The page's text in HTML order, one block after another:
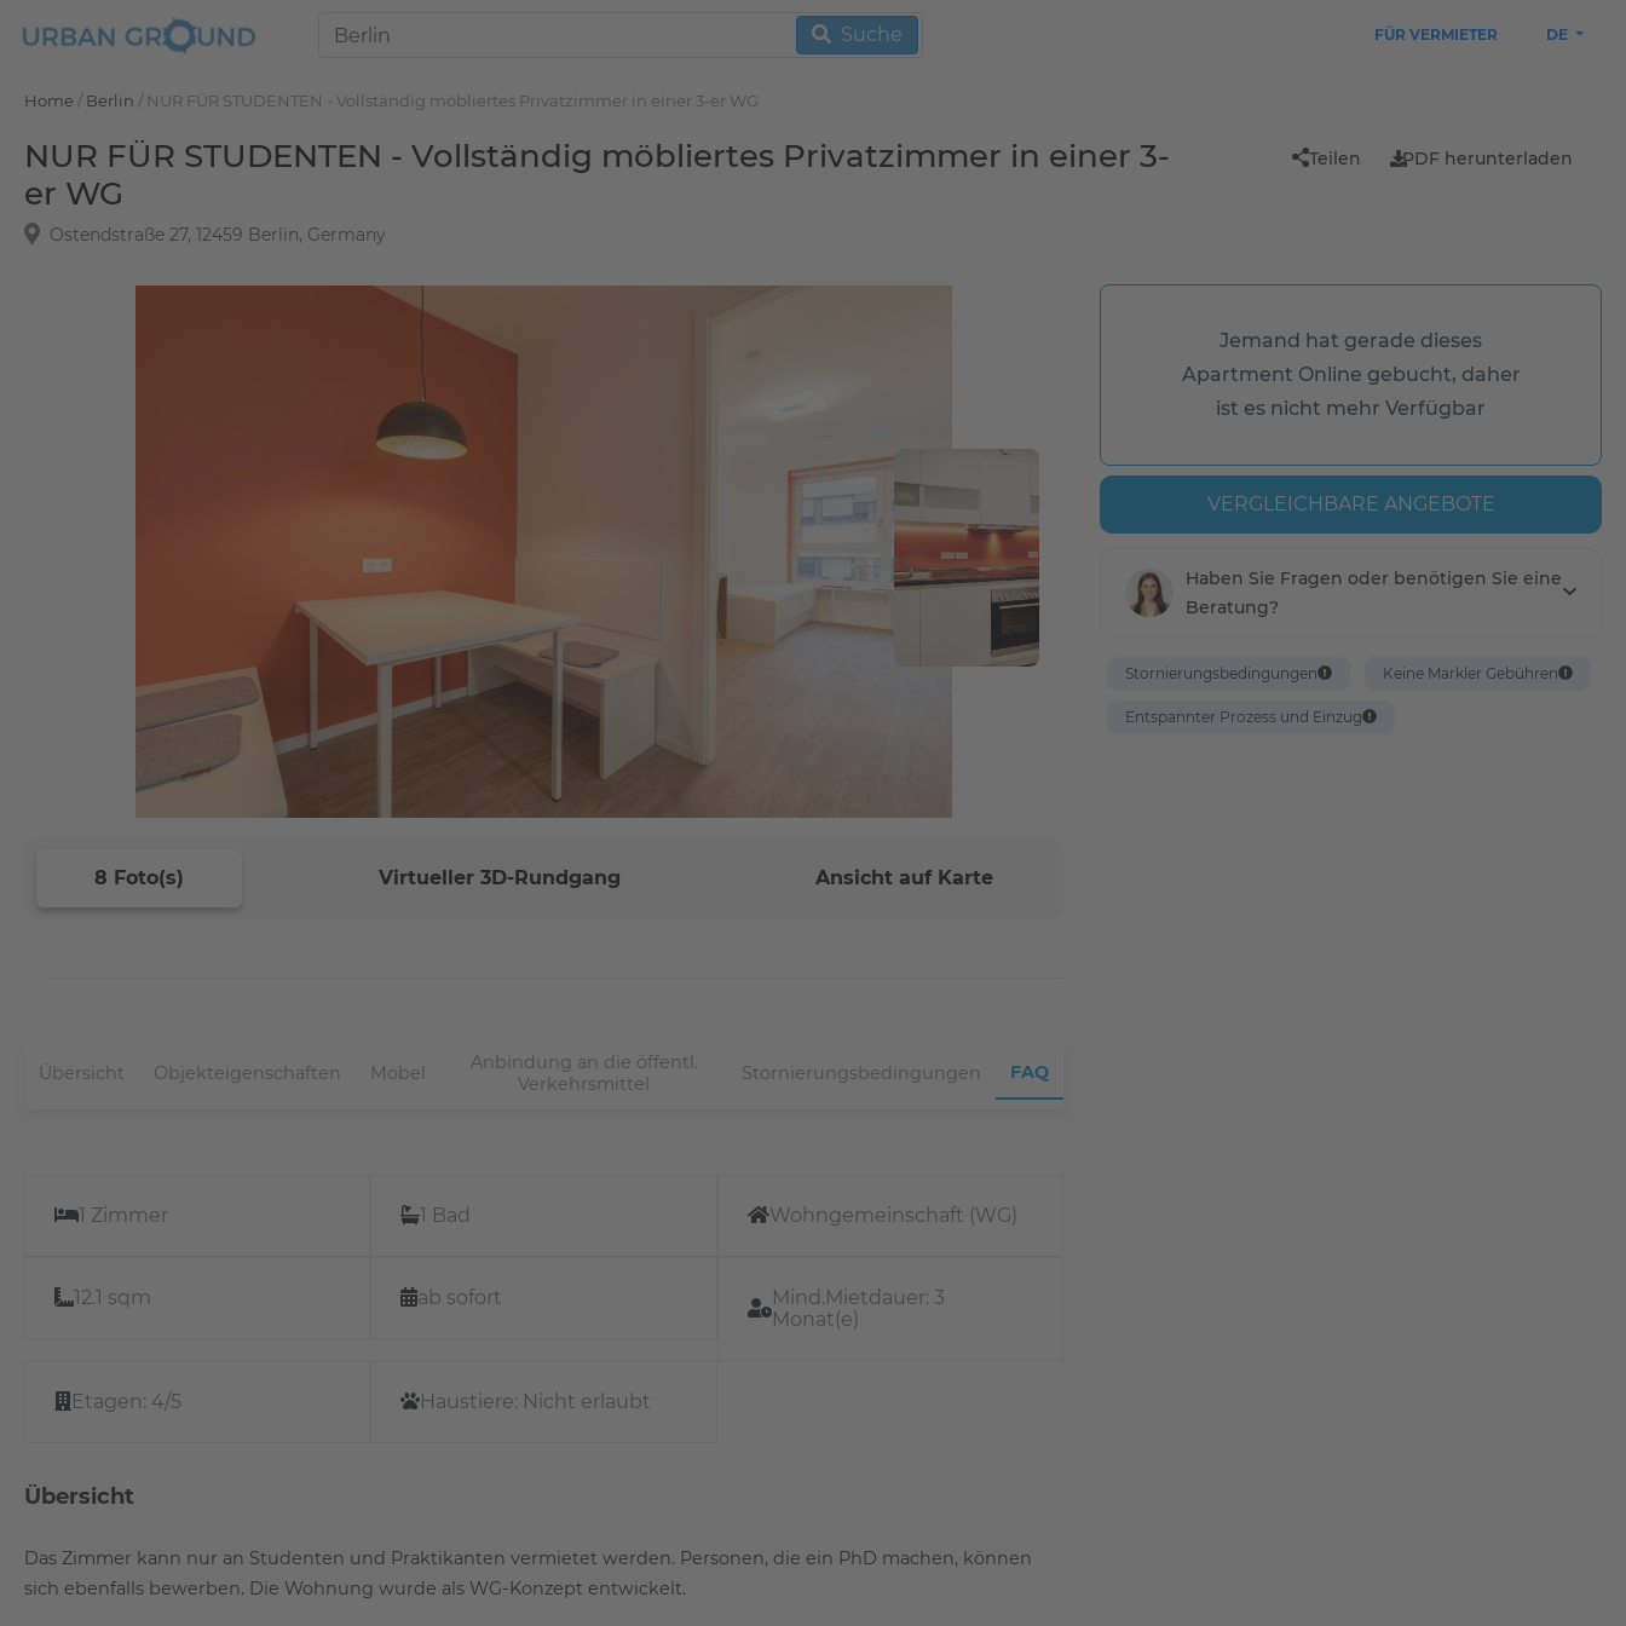
Suche FÜR VERMIETER DE
Home / Berlin / NUR FÜR STUDENTEN - Vollständig möbliertes Privatzimmer in einer 3-er WG
NUR FÜR STUDENTEN - Vollständig möbliertes Privatzimmer in einer 3-
er WG
Ostendstraße 27, 12459 Berlin, Germany
Teilen PDF herunterladen
8 Foto(s) Virtueller 3D-Rundgang Ansicht auf Karte
Übersicht Objekteigenschaften Möbel
Anbindung an die öffentl.
Verkehrsmittel
Stornierungsbedingungen FAQ
1 Zimmer 1 Bad Wohngemeinschaft (WG)
12.1 sqm ab sofort Mind.Mietdauer: 3
Monat(e)
Etagen: 4/5 Haustiere: Nicht erlaubt
Übersicht
Das Zimmer kann nur an Studenten und Praktikanten vermietet werden. Personen, die ein PhD machen, können
sich ebenfalls bewerben. Die Wohnung wurde als WG-Konzept entwickelt.
Jemand hat gerade dieses
Apartment Online gebucht, daher
ist es nicht mehr Verfügbar
VERGLEICHBARE ANGEBOTE
Haben Sie Fragen oder benötigen Sie eine
Beratung?
Stornierungsbedingungen Keine Markler Gebühren
Entspannter Prozess und Einzug